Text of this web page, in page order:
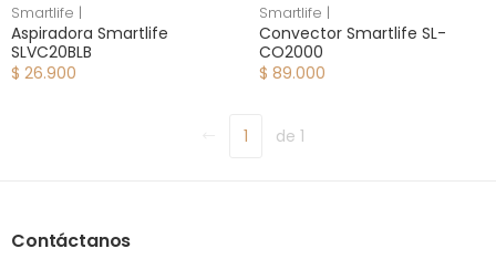
Smartlife |
Aspiradora Smartlife
SLVC20BLB
$ 26.900
Smartlife |
Convector Smartlife SL-
CO2000
$ 89.000
1 de 1
Contáctanos